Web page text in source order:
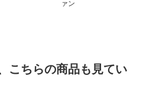
ァン
こちらの商品も見てい